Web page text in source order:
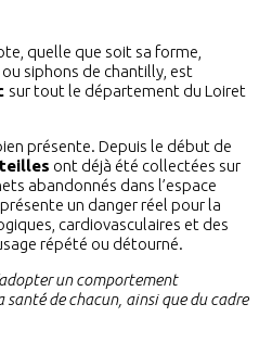
quelle que soit sa forme,
siphons de chantilly, est
sur tout le département du Loiret
présente. Depuis le début de
ont déjà été collectées sur
abandonnés dans l’espace
un danger réel pour la
cardiovasculaires et des
répété ou détourné.
un comportement
santé de chacun, ainsi que du cadre